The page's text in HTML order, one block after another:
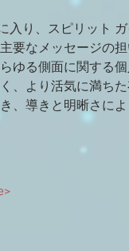
り、スピリット
要なメッセージの
る側面に関する個
、より活気に満ち
、導きと明晰さに